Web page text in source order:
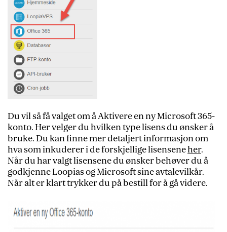
Du vil så få valget om å Aktivere en ny Microsoft 365-
konto. Her velger du hvilken type lisens du ønsker å
bruke. Du kan finne mer detaljert informasjon om
hva som inkuderer i de forskjellige lisenseneher.
Når du har valgt lisensene du ønsker behøver du å
godkjenne Loopias og Microsoft sine avtalevilkår.
Når alt er klart trykker du på bestill for å gå videre.